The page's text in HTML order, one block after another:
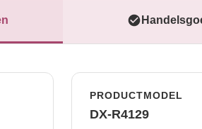
PRODUCTMODEL
DX-R4129